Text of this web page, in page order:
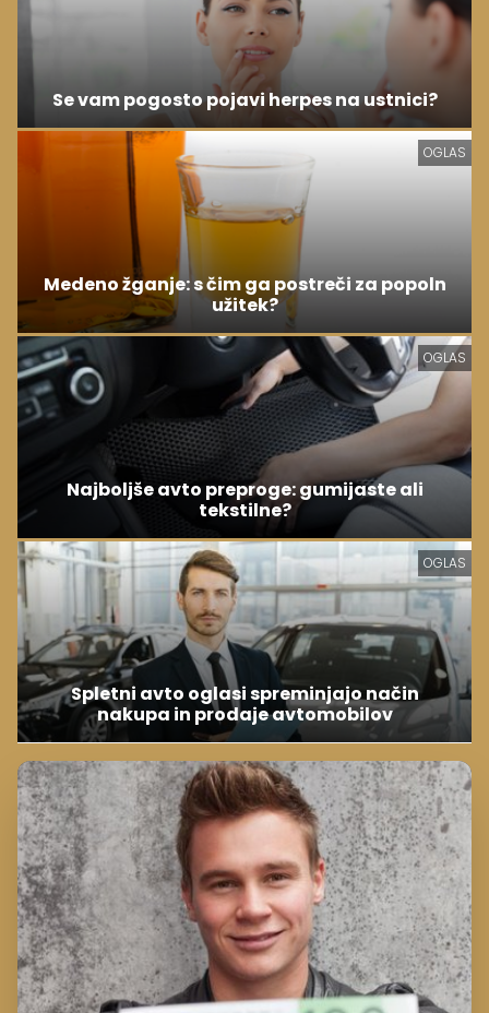
Se vam pogosto pojavi herpes na ustnici?
OGLAS
Medeno žganje: s čim ga postreči za popoln
užitek?
OGLAS
Najboljše avto preproge: gumijaste ali
tekstilne?
OGLAS
Spletni avto oglasi spreminjajo način
nakupa in prodaje avtomobilov